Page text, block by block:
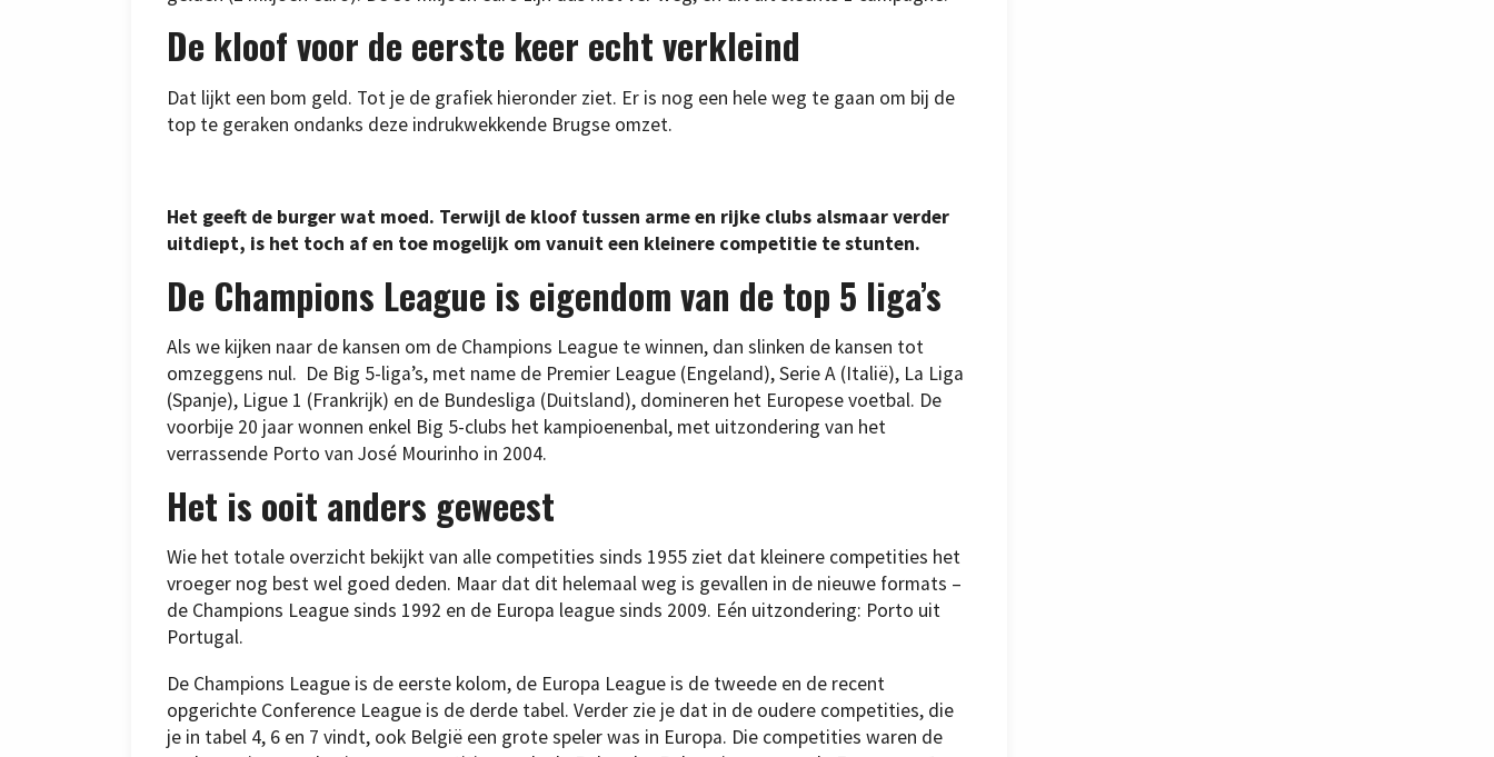
De kloof voor de eerste keer echt verkleind
Dat lijkt een bom geld. Tot je de grafiek hieronder ziet. Er is nog een hele weg te gaan om bij de
top te geraken ondanks deze indrukwekkende Brugse omzet.
Het geeft de burger wat moed. Terwijl de kloof tussen arme en rijke clubs alsmaar verder
uitdiept, is het toch af en toe mogelijk om vanuit een kleinere competitie te stunten.
De Champions League is eigendom van de top 5 liga’s
Als we kijken naar de kansen om de Champions League te winnen, dan slinken de kansen tot
omzeggens nul. De Big 5-liga’s, met name de Premier League (Engeland), Serie A (Italië), La Liga
(Spanje), Ligue 1 (Frankrijk) en de Bundesliga (Duitsland), domineren het Europese voetbal. De
voorbije 20 jaar wonnen enkel Big 5-clubs het kampioenenbal, met uitzondering van het
verrassende Porto van José Mourinho in 2004.
Het is ooit anders geweest
Wie het totale overzicht bekijkt van alle competities sinds 1955 ziet dat kleinere competities het
vroeger nog best wel goed deden. Maar dat dit helemaal weg is gevallen in de nieuwe formats –
de Champions League sinds 1992 en de Europa league sinds 2009. Eén uitzondering: Porto uit
Portugal.
De Champions League is de eerste kolom, de Europa League is de tweede en de recent
opgerichte Conference League is de derde tabel. Verder zie je dat in de oudere competities, die
je in tabel 4, 6 en 7 vindt, ook België een grote speler was in Europa. Die competities waren de